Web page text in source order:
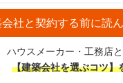
社と契約する前に読
ハウスメーカー・工務店
【建築会社を選ぶコツ】